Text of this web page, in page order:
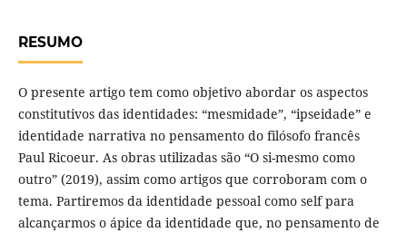
RESUMO
O presente artigo tem como objetivo abordar os aspectos
constitutivos das identidades: “mesmidade”, “ipseidade” e
identidade narrativa no pensamento do filósofo francês
Paul Ricoeur. As obras utilizadas são “O si-mesmo como
outro” (2019), assim como artigos que corroboram com o
tema. Partiremos da identidade pessoal como self para
alcançarmos o ápice da identidade que, no pensamento de